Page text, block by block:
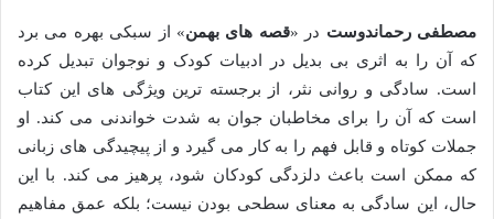
مصطفی رحماندوست در «قصه های بهمن» از سبکی بهره می برد
که آن را به اثری بی بدیل در ادبیات کودک و نوجوان تبدیل کرده
است. سادگی و روانی نثر، از برجسته ترین ویژگی های این کتاب
است که آن را برای مخاطبان جوان به شدت خواندنی می کند. او
جملات کوتاه و قابل فهم را به کار می گیرد و از پیچیدگی های زبانی
که ممکن است باعث دلزدگی کودکان شود، پرهیز می کند. با این
حال، این سادگی به معنای سطحی بودن نیست؛ بلکه عمق مفاهیم